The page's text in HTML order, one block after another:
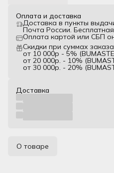
Оплата и доставка
Доставка в пункты
Почта России.
Оплата картой или СБП
Скидки при суммах
от 10 000р - 5%
от 20 000р. - 10%
от 30 000р. - 20%
Доставка
О товаре